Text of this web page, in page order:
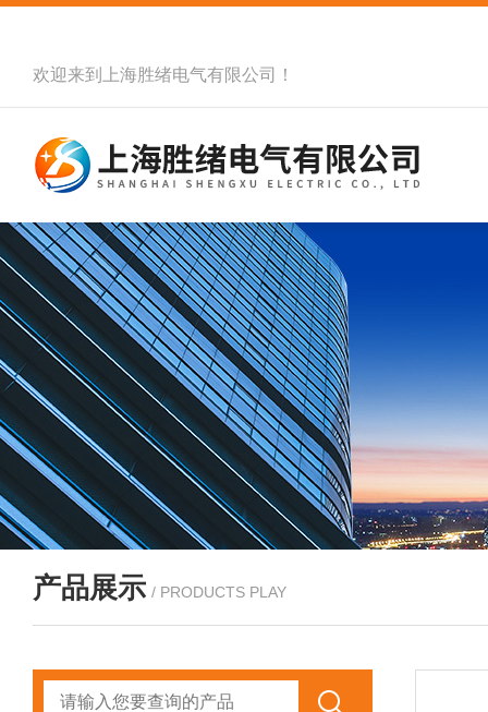
欢迎来到 上海胜绪电气有限公司 ！
产品展示 / PRODUCTS PLAY